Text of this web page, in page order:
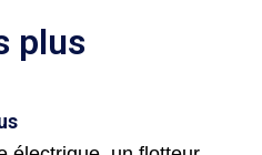
plus